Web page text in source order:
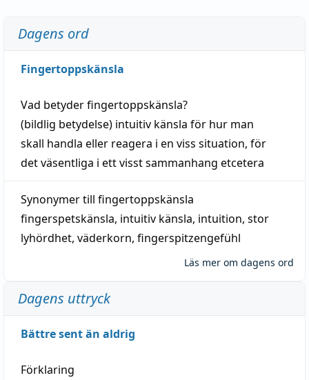
Dagens ord
Fingertoppskänsla
Vad betyderfingertoppskänsla?
(bildlig betydelse) intuitiv känsla för hur man
skall handla eller reagera i en viss situation, för
det väsentliga i ett visstsammanhang etcetera
Synonymer till fingertoppskänsla
fingerspetskänsla, intuitiv känsla, intuition, stor
lyhördhet, väderkorn, fingerspitzengefühl
Läs mer om dagens ord
Dagens uttryck
Bättre sent än aldrig
Förklaring